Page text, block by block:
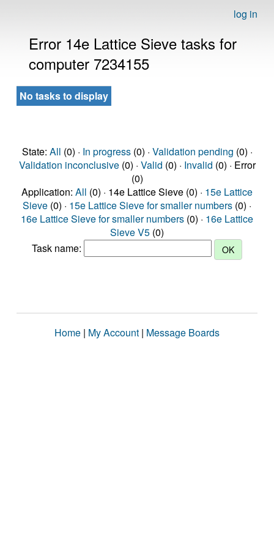
log in
Error 14e Lattice Sieve tasks for
computer 7234155
No tasks to display
State: All (0) · In progress(0) · Validation pending (0) ·
Validation inconclusive(0) · Valid (0) · Invalid (0) · Error
(0)
Application: All (0) · 14e Lattice Sieve (0) · 15e Lattice
Sieve (0) · 15e Lattice Sieve for smaller numbers (0) ·
16e Lattice Sieve for smaller numbers (0) · 16e Lattice
Sieve V5 (0)
Task name:
Home | My Account | Message Boards